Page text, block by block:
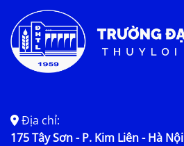
Địa chỉ:
175 Tây Sơn - P. Kim Liên - Hà Nội